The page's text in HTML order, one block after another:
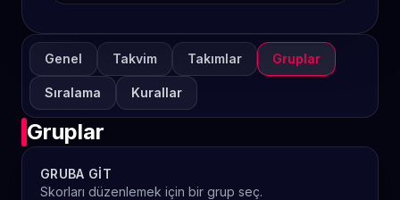
Genel Takvim Takımlar Gruplar
Sıralama Kurallar
Gruplar
GRUBA GIT
Skorları düzenlemek için bir grup seç.